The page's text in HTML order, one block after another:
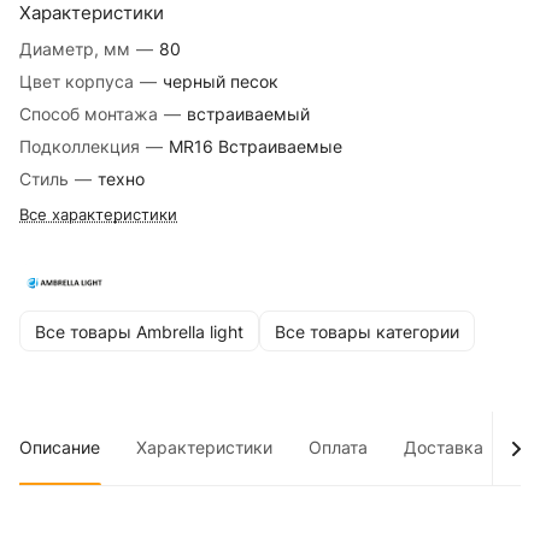
Характеристики
Диаметр, мм — 80
Цвет корпуса — черный песок
Способ монтажа — встраиваемый
Подколлекция — MR16 Встраиваемые
Стиль — техно
Все характеристики
Все товары Ambrella light Все товары категории
Описание Характеристики Оплата Доставка